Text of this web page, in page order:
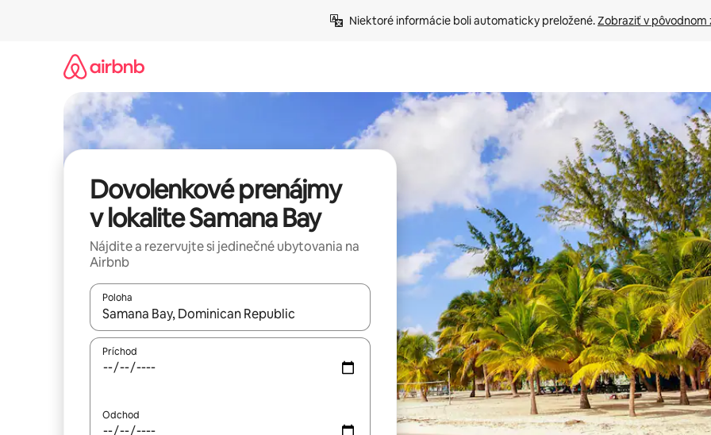
Niektoré informácie boli automaticky preložené. Zobraziť v pôvodnom
Dovolenkové prenájmy
v lokalite Samana Bay
Nájdite a rezervujte si jedinečné ubytovania na
Airbnb
Poloha
Keď budú výsledky k dispozícii, môžete si ich prechádzať pomocou klávesov so šípkami nahor a nadol alebo ich
Príchod
Odchod